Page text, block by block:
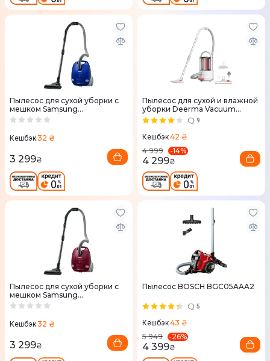
Пылесос для сухой уборки с
мешком Samsung
VCC41U1V3A/UK
Кешбэк32 ₴
3 299₴
Пылесос для сухой и влажной
уборки Deerma Vacuum
Cleaner (Wet and Dry) TJ200
9
Кешбэк42 ₴
4 999
-14%
4 299₴
Пылесос для сухой уборки с
мешком Samsung
VCC41U1V3P/UK
Кешбэк32 ₴
3 299₴
Пылесос BOSCH BGC05AAA2
5
Кешбэк43 ₴
5 949
-26%
4 399₴